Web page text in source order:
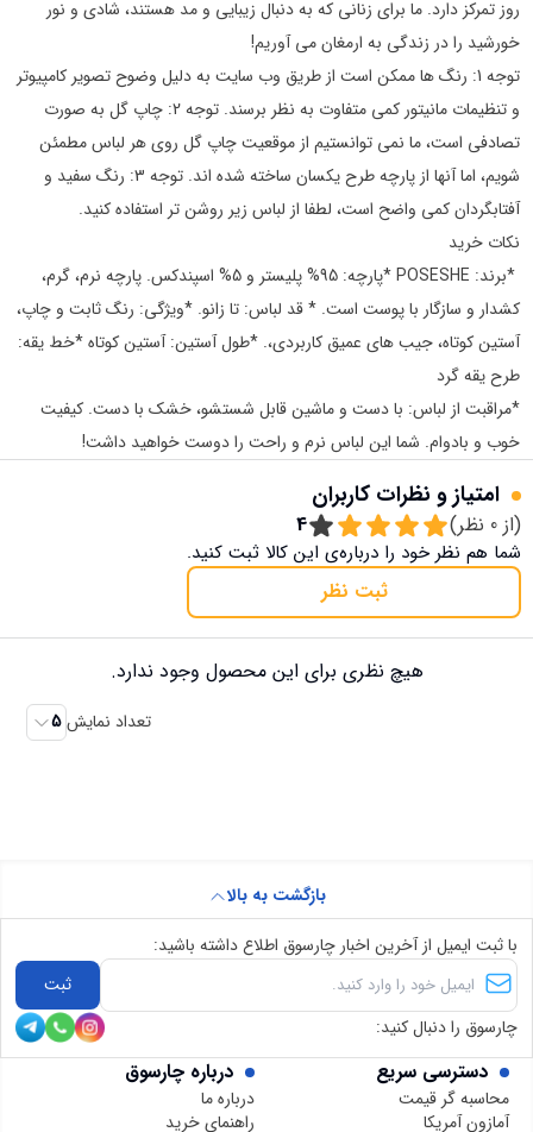
روز تمرکز دارد. ما برای زنانی که به دنبال زیبایی و مد هستند، شادی و نور
خورشید را در زندگی به ارمغان می آوریم!
توجه 1: رنگ ها ممکن است از طریق وب سایت به دلیل وضوح تصویر کامپیوتر
و تنظیمات مانیتور کمی متفاوت به نظر برسند. توجه 2: چاپ گل به صورت
تصادفی است، ما نمی توانستیم از موقعیت چاپ گل روی هر لباس مطمئن
شویم، اما آنها از پارچه طرح یکسان ساخته شده اند. توجه 3: رنگ سفید و
آفتابگردان کمی واضح است، لطفا از لباس زیر روشن تر استفاده کنید.
نکات خرید
*برند: POSESHE *پارچه: 95% پلیستر و 5% اسپندکس. پارچه نرم، گرم،
کشدار و سازگار با پوست است. * قد لباس: تا زانو. *ویژگی: رنگ ثابت و چاپ،
آستین کوتاه، جیب های عمیق کاربردی،. *طول آستین: آستین کوتاه *خط یقه:
طرح یقه گرد
*مراقبت از لباس: با دست و ماشین قابل شستشو، خشک با دست. کیفیت
خوب و بادوام. شما این لباس نرم و راحت را دوست خواهید داشت!
امتیاز و نظرات کاربران
(از 0 نظر) 4
شما هم نظر خود را درباره‌ی این کالا ثبت کنید.
ثبت نظر
هیچ نظری برای این محصول وجود ندارد.
تعداد نمایش 5
دسترسی سریع
محاسبه گر قیمت
آمازون آمریکا
درباره چارسوق
درباره ما
راهنمای خرید
بازگشت به بالا
با ثبت ایمیل از آخرین اخبار چارسوق اطلاع داشته باشید:
ثبت
چارسوق را دنبال کنید: